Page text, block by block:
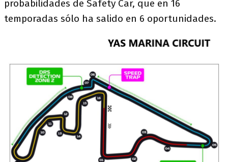
probabilidades de Safety Car, que en 16
temporadas sólo ha salido en 6 oportunidades.